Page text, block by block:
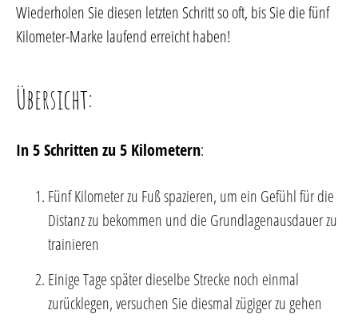
Wiederholen Sie diesen letzten Schritt so oft, bis Sie die fünf
Kilometer-Marke laufend erreicht haben!
Übersicht:
In 5 Schritten zu 5 Kilometern:
Fünf Kilometer zu Fuß spazieren, um ein Gefühl für die
Distanz zu bekommen und die Grundlagenausdauer zu
trainieren
Einige Tage später dieselbe Strecke noch einmal
zurücklegen, versuchen Sie diesmal zügiger zu gehen